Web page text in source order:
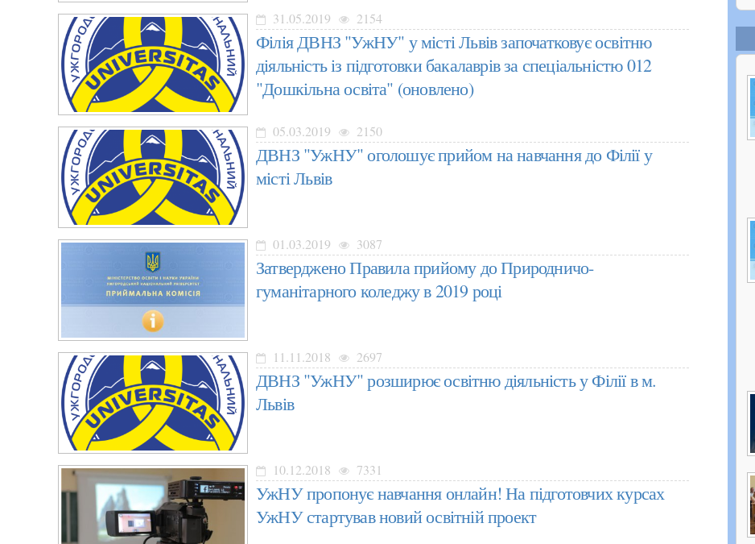
31.05.2019 2154
Філія ДВНЗ "УжНУ" у місті Львів започатковує освітню
діяльність із підготовки бакалаврів за спеціальністю 012
"Дошкільна освіта" (оновлено)
05.03.2019 2150
ДВНЗ "УжНУ" оголошує прийом на навчання до Філії у
місті Львів
01.03.2019 3087
Затверджено Правила прийому до Природничо-
гуманітарного коледжу в 2019 році
11.11.2018 2697
ДВНЗ "УжНУ" розширює освітню діяльність у Філії в м.
Львів
10.12.2018 7331
УжНУ пропонує навчання онлайн! На підготовчих курсах
УжНУ стартував новий освітній проект